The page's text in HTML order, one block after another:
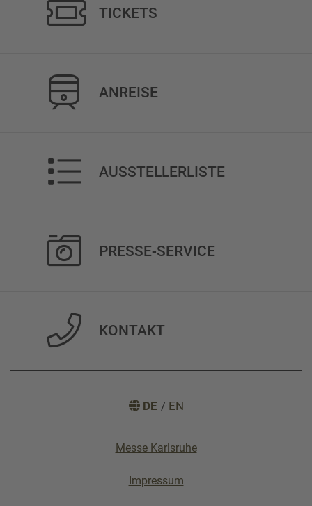
TICKETS
ANREISE
AUSSTELLERLISTE
PRESSE-SERVICE
KONTAKT
DE / EN
Messe Karlsruhe
Impressum